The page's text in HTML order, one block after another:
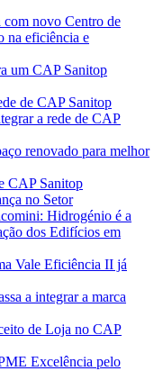
com novo Centro de
na eficiência e
um CAP Sanitop
de CAP Sanitop
a rede de CAP
renovado para melhor
CAP Sanitop
no Setor
Hidrogénio é a
dos Edifícios em
Vale Eficiência II já
a integrar a marca
de Loja no CAP
Excelência pelo